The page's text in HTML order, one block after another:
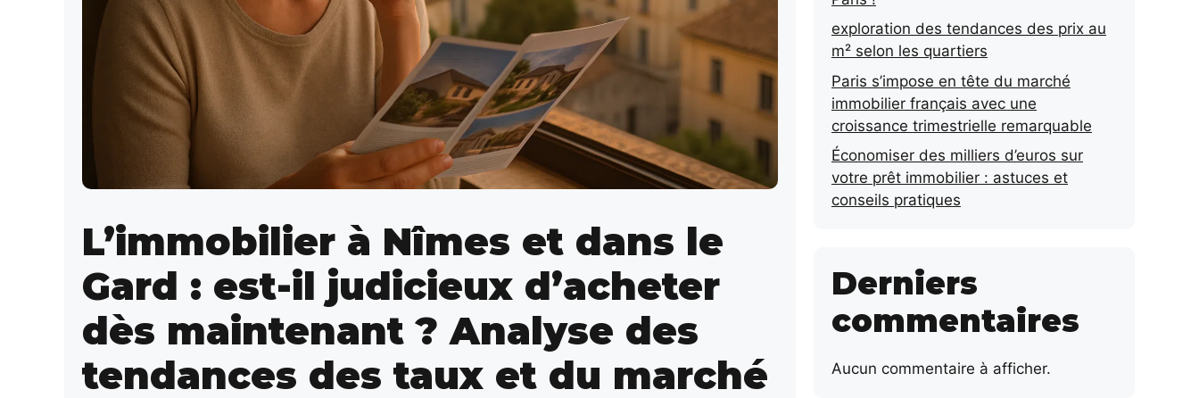
L’immobilier à Nîmes et dans le
Gard : est-il judicieux d’acheter
dès maintenant ? Analyse des
tendances des taux et du marché
exploration des tendances des prix au
m² selon les quartiers
Paris s’impose en tête du marché
immobilier français avec une
croissance trimestrielle remarquable
Économiser des milliers d’euros sur
votre prêt immobilier : astuces et
conseils pratiques
Derniers
commentaires
Aucun commentaire à afficher.